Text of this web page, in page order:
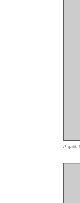
// galik-